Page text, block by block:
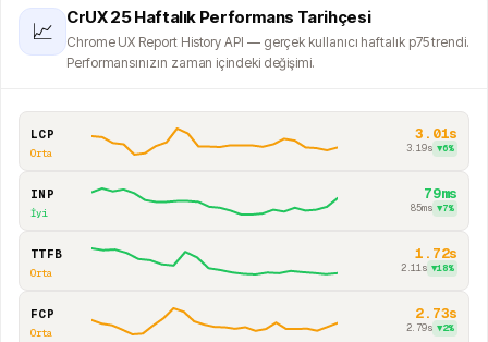
📈
CrUX 25 Haftalık Performans Tarihçesi
Chrome UX Report History API — gerçek kullanıcı haftalık p75 trendi.
Performansınızın zaman içindeki değişimi.
LCP
Orta
3.01s
3.19s ▼6%
INP
İyi
79ms
85ms ▼7%
TTFB
Orta
1.72s
2.11s ▼18%
FCP
Orta
2.73s
2.79s ▼2%